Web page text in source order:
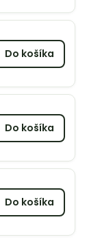
Do košíka
Do košíka
Do košíka